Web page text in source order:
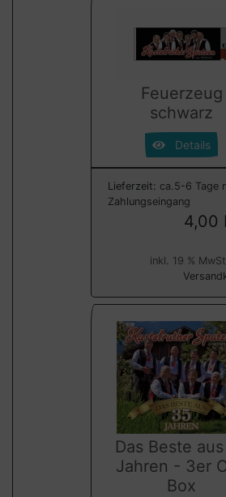
Feuerzeug
schwarz
Details
Lieferzeit: ca.5-6 Tage
Zahlungseingang
4,00
inkl. 19 %
Das Beste
Jahren - 3er
Box